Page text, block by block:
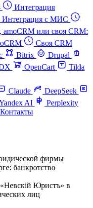
Интеграция
Интеграция с МИС
amoCRM или своя CRM:
Своя CRM
Bitrix
Drupal
OpenCart
Tilda
Claude
DeepSeek
AI
Perplexity
Контакты
фирмы
банкротство
Юристъ» в
лиц